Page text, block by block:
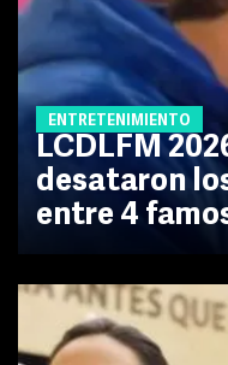
ENTRETENIMIENTO
LCDLFM
desataron
entre 4